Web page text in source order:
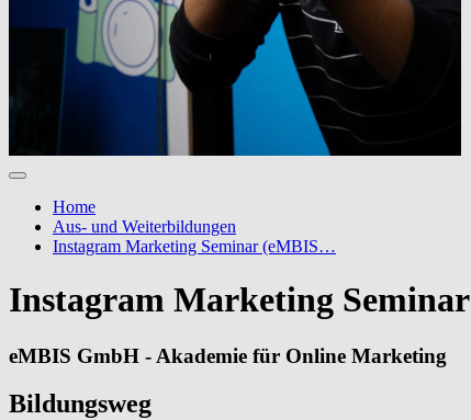
Home
Aus- und Weiterbildungen
Instagram Marketing Seminar (eMBIS…
Instagram Marketing Seminar
eMBIS GmbH - Akademie für Online Marketing
Bildungsweg